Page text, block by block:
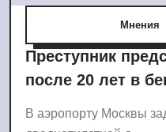
Мнения
Преступник
после 20 лет в
В аэропорту Москвы